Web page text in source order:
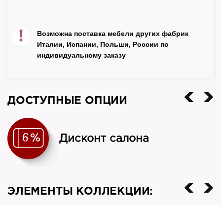
Цвет
черный
Страна
!
Возможна поставка мебели других фабрик
Италии, Испании, Польши, России по
индивидуальному заказу
ДОСТУПНЫЕ ОПЦИИ
Дисконт салона
ЭЛЕМЕНТЫ КОЛЛЕКЦИИ: